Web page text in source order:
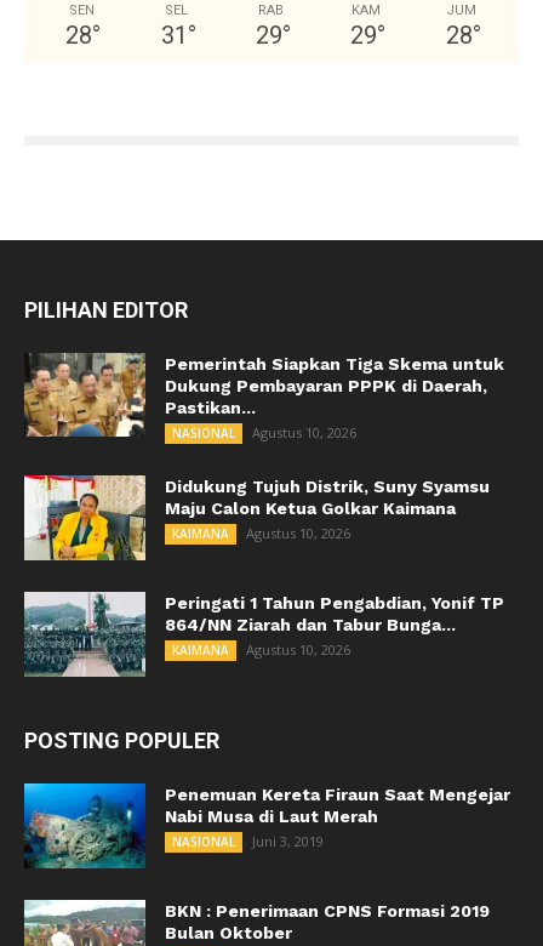
SEN
28°
SEL
31 °
RAB
29°
KAM
29°
JUM
28°
PILIHAN EDITOR
Pemerintah Siapkan Tiga Skema untuk
Dukung Pembayaran PPPK di Daerah,
Pastikan...
NASIONAL Agustus 10, 2026
Didukung Tujuh Distrik, Suny Syamsu
Maju Calon Ketua Golkar Kaimana
KAIMANA Agustus 10, 2026
Peringati 1 Tahun Pengabdian, Yonif TP
864/NN Ziarah dan Tabur Bunga...
KAIMANA Agustus 10, 2026
POSTING POPULER
Penemuan Kereta Firaun Saat Mengejar
Nabi Musa di Laut Merah
NASIONAL Juni 3, 2019
BKN : Penerimaan CPNS Formasi 2019
Bulan Oktober